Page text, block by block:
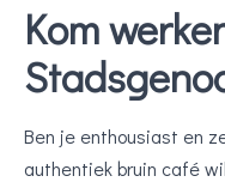
Kom
Ben je enthousiast en
authentiek bruin café